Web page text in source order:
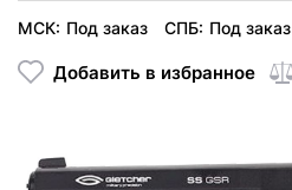
МСК: Под заказ СПБ: Под заказ
Добавить в избранное